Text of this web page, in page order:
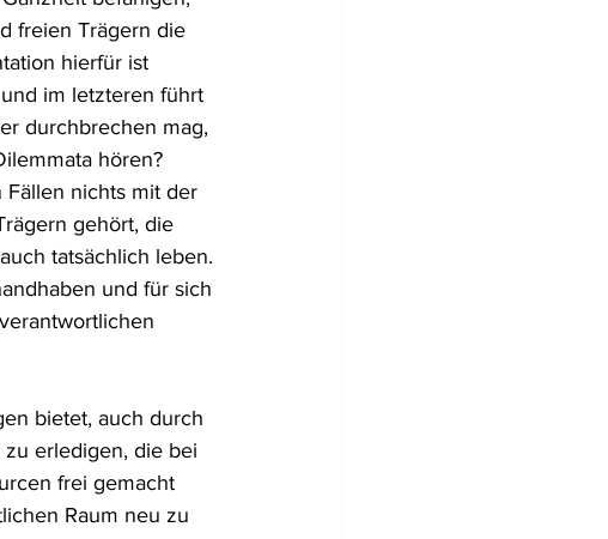
freien Trägern die
hierfür ist
im letzteren führt
durchbrechen mag,
hören?
nichts mit der
gehört, die
tatsächlich leben.
und für sich
bietet, auch durch
erledigen, die bei
frei gemacht
Raum neu zu